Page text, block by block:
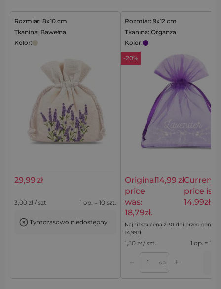
Rozmiar: 8x10 cm
Tkanina: Bawełna
Kolor:
cm z motywem lawendy na
29,99 zł
3,00 zł / szt. 1 op. = 10 szt.
Tymczasowo niedostępny
Rozmiar: 9x12 cm
Tkanina: Organza
Kolor:
-20%
10 szt. Woreczki z organzy 9 x
cm - fioletowe ciemne z
nadrukiem (lawenda) / 2
Original
price
was:
18,79zł.
14,99 złCurrent
price is:
14,99zł.
Najniższa cena z 30 dni przed
14,99zł.
1,50 zł / szt. 1 op. = 10
– op. +